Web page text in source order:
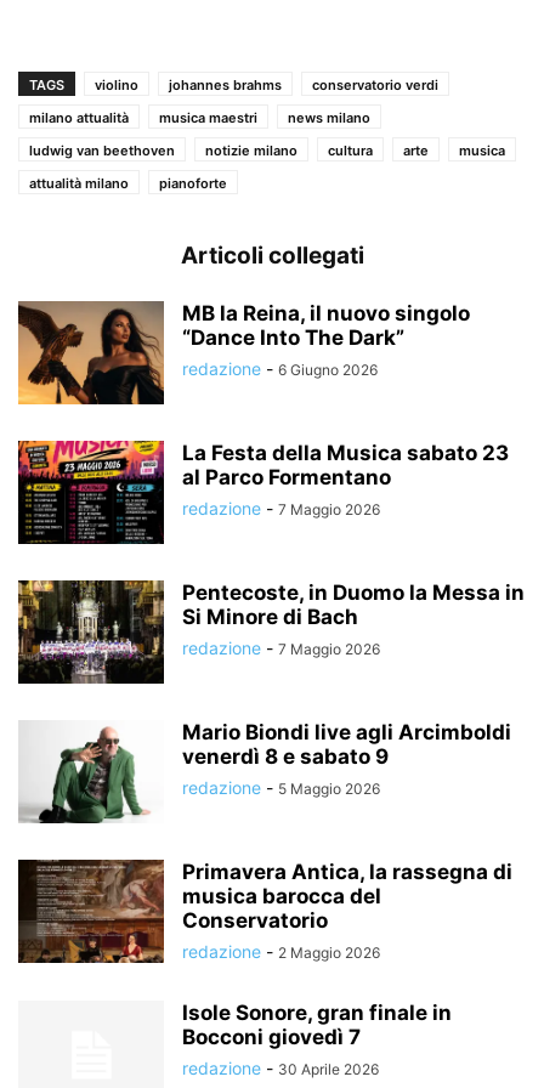
TAGS violino johannes brahms
conservatorio verdi
milano attualità
musica maestri
news milano
ludwig van beethoven
notizie milano cultura arte
musica
attualità milano
pianoforte
Articoli collegati
MB la Reina, il nuovo singolo
“Dance Into The Dark”
redazione - 6 Giugno 2026
La Festa della Musica sabato 23
al Parco Formentano
redazione - 7 Maggio 2026
Pentecoste, in Duomo la Messa in
Si Minore di Bach
redazione - 7 Maggio 2026
Mario Biondi live agli Arcimboldi
venerdì 8 e sabato 9
redazione - 5 Maggio 2026
Primavera Antica, la rassegna di
musica barocca del
Conservatorio
redazione - 2 Maggio 2026
Isole Sonore, gran finale in
Bocconi giovedì 7
redazione - 30 Aprile 2026